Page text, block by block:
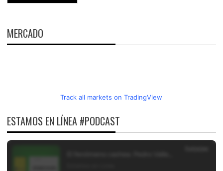
MERCADO
Track all markets on TradingView
ESTAMOS EN LÍNEA #PODCAST